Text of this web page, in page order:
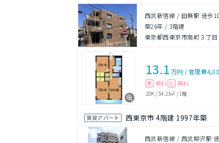
西武新宿線 / 田無駅 徒歩
築26年 / 3階建
東京都西東京市南町３丁
13.1 万円 /管理費
敷 無料 礼 無料
2DK /54.23㎡ / 1階
賃貸アパート 西東京市 4階建 1997年築
西武新宿線 / 西武柳沢駅